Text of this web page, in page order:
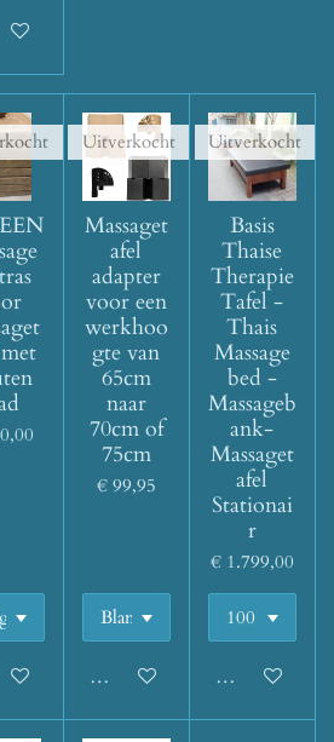
mij op de hoogte
mij op de hoogte
Uitverkocht
Massaget
afel
adapter
voor een
werkhoo
gte van
65cm
naar
70cm of
75cm
€ 99,95
Houd mij op de hoogte
Uitverkocht
Basis
Thaise
Therapie
Tafel -
Thais
Massage
bed -
Massageb
ank-
Massaget
afel
Stationai
r
€ 1.799,00
Houd mij op